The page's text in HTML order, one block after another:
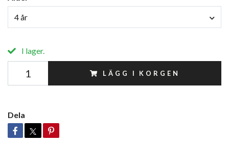
4 år
I lager.
LÄGG I KORGEN
Dela